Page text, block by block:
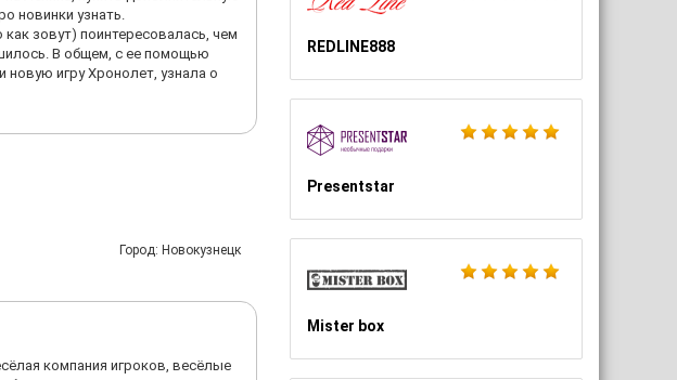
REDLINE888
Presentstar
Mister box
новинки узнать.
зовут) поинтересовалась, чем
В общем, с ее помощью
новую игру Хронолет, узнала о
Город: Новокузнецк
компания игроков, весёлые